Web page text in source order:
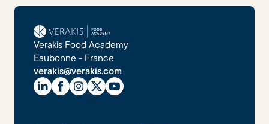
Verakis Food Academy
Eaubonne - France
verakis@verakis.com